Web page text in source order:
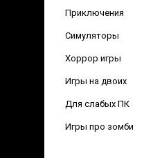
Приключения
Симуляторы
Хоррор игры
Игры на двоих
Для слабых ПК
Игры про зомби